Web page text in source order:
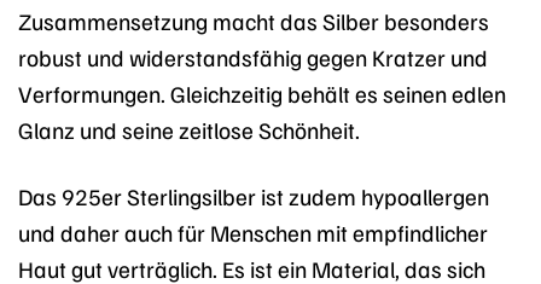
Zusammensetzung macht das Silber besonders
robust und widerstandsfähig gegen Kratzer und
Verformungen. Gleichzeitig behält es seinen edlen
Glanz und seine zeitlose Schönheit.
Das 925er Sterlingsilber ist zudem hypoallergen
und daher auch für Menschen mit empfindlicher
Haut gut verträglich. Es ist ein Material, das sich